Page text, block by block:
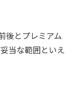
後とプレミアム
当な範囲といえ